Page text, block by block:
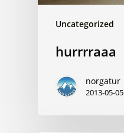
Uncategorized
hurrrraaa
norgatur
2013-05-05